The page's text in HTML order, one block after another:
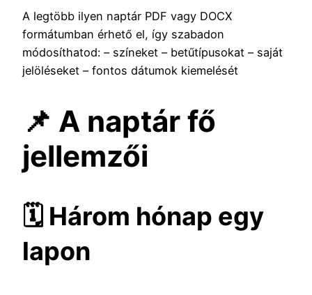
A legtöbb ilyen naptár PDF vagy DOCX
formátumban érhető el, így szabadon
módosíthatod: – színeket – betűtípusokat – saját
jelöléseket – fontos dátumok kiemelését
📌 A naptár fő
jellemzői
🗓️ Három hónap egy
lapon